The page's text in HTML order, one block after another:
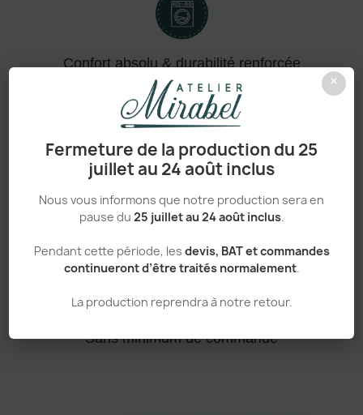
×
Fermeture de la production du 25
juillet au 24 août inclus
Nous vous informons que notre production sera en
pause du 25 juillet au 24 août inclus.
Pendant cette période, les devis, BAT et commandes
continueront d’être traités normalement.
La production reprendra à notre retour.
Confort absolu & durabilité renforcée
Personnalisation haut de gamme
Adapté aux pros comme aux particuliers
Sans minimum de commande